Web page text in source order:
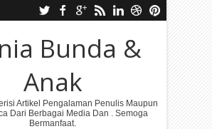
Bunda &
Anak
Artikel Pengalaman Penulis Maupun
Dari Berbagai Media Dan . Semoga
Bermanfaat.